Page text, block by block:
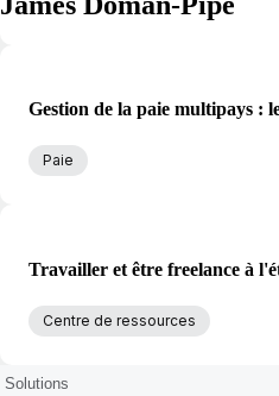
Gestion de la paie multipays :
Paie
Travailler et être freelance à
Centre de ressources
Solutions